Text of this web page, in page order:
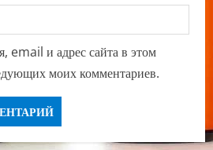
email и адрес сайта в этом
моих комментариев.